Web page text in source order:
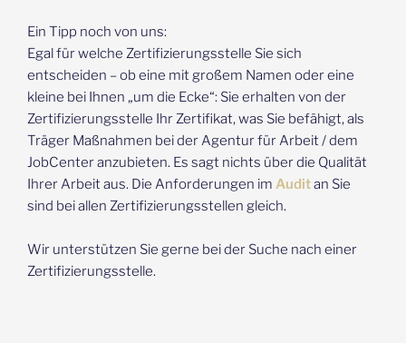
Ein Tipp noch von uns:
Egal für welche Zertifizierungsstelle Sie sich
entscheiden – ob eine mit großem Namen oder eine
kleine bei Ihnen „um die Ecke“: Sie erhalten von der
Zertifizierungsstelle Ihr Zertifikat, was Sie befähigt, als
Träger Maßnahmen bei der Agentur für Arbeit / dem
JobCenter anzubieten. Es sagt nichts über die Qualität
Ihrer Arbeit aus. Die Anforderungen im Auditan Sie
sind bei allen Zertifizierungsstellen gleich.
Wir unterstützen Sie gerne bei der Suche nach einer
Zertifizierungsstelle.